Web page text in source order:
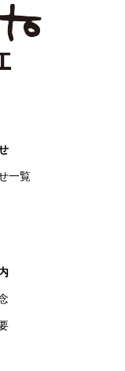
一覧